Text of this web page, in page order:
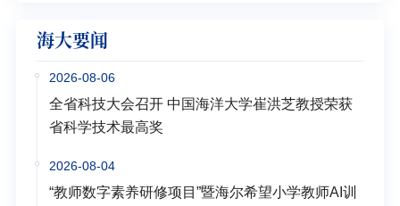
海大要闻
2026-08-06
全省科技大会召开 中国海洋大学崔洪芝教授荣获
省科学技术最高奖
2026-08-04
“教师数字素养研修项目”暨海尔希望小学教师AI训